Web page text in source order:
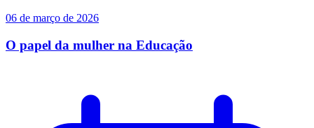
06 de março de 2026
O papel da mulher na Educação